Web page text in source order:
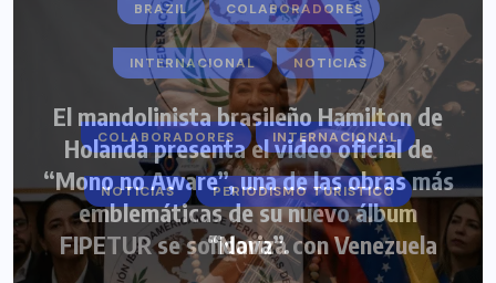
COLABORADORES INTERNACIONAL
NOTICIAS PERIODISMO TURISTICO
FIPETUR se solidariza con Venezuela